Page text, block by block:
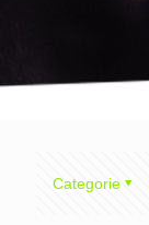
Categorie